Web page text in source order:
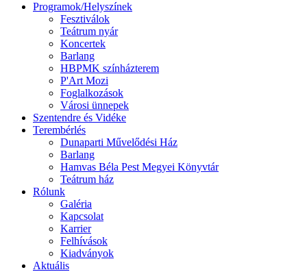
Programok/Helyszínek
Fesztiválok
Teátrum nyár
Koncertek
Barlang
HBPMK színházterem
P'Art Mozi
Foglalkozások
Városi ünnepek
Szentendre és Vidéke
Terembérlés
Dunaparti Művelődési Ház
Barlang
Hamvas Béla Pest Megyei Könyvtár
Teátrum ház
Rólunk
Galéria
Kapcsolat
Karrier
Felhívások
Kiadványok
Aktuális